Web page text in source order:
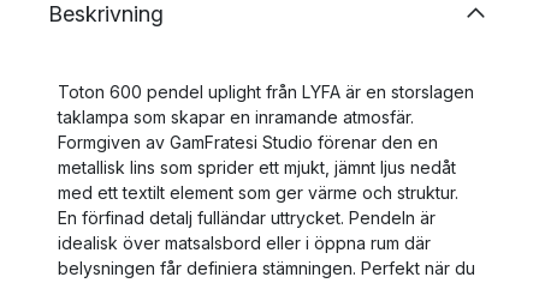
Beskrivning
Toton 600 pendel uplight från LYFA är en storslagen
taklampa som skapar en inramande atmosfär.
Formgiven av GamFratesi Studio förenar den en
metallisk lins som sprider ett mjukt, jämnt ljus nedåt
med ett textilt element som ger värme och struktur.
En förfinad detalj fulländar uttrycket. Pendeln är
idealisk över matsalsbord eller i öppna rum där
belysningen får definiera stämningen. Perfekt när du